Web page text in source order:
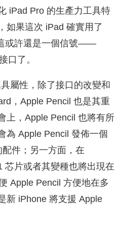
iPad Pro 的生產力工具特
如果這次 iPad 確實用了
或許還是一個信號——
口了。
屬性，除了接口的改變和
，Apple Pencil 也是其重
上，Apple Pencil 也將有所
為 Apple Pencil 發佈一個
件；另一方面，在
芯片或者其變種也將出現在
Apple Pencil 方便地在多
新 iPhone 將支援 Apple